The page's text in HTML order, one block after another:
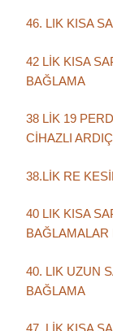
46. LIK KISA
42 LİK KISA
BAĞLAMA
38 LİK 19
CİHAZLI
38.LİK RE
40 LIK KISA
40. LIK UZUN
BAĞLAMA